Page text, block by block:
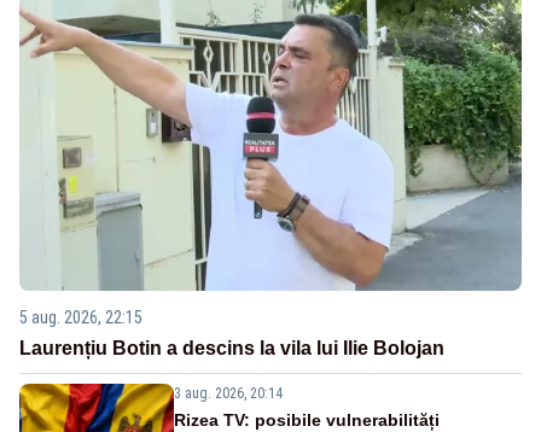
5 aug. 2026, 22:15
Laurențiu Botin a descins la vila lui Ilie Bolojan
3 aug. 2026, 20:14
Rizea TV: posibile vulnerabilități